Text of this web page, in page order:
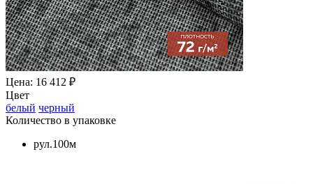
Цена: 16 412 ₽
Цвет
белый черный
Количество в упаковке
рул.100м